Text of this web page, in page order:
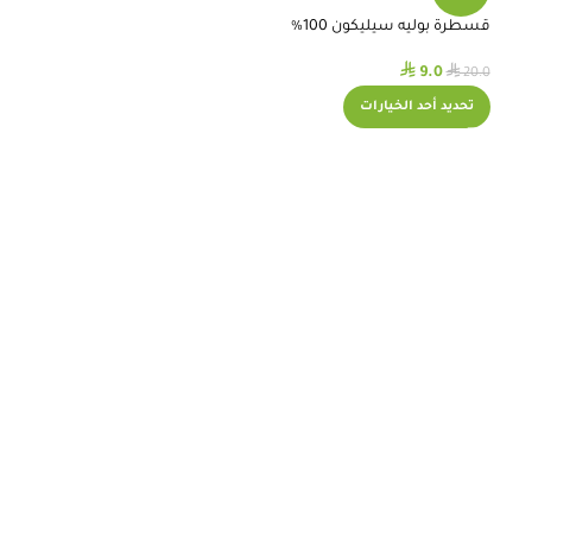
قسطرة بوليه سيليكون 100%
⃁20.0
⃁9.0
تحديد أحد الخيارات